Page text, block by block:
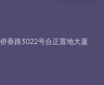
香路3022号合正置地大厦